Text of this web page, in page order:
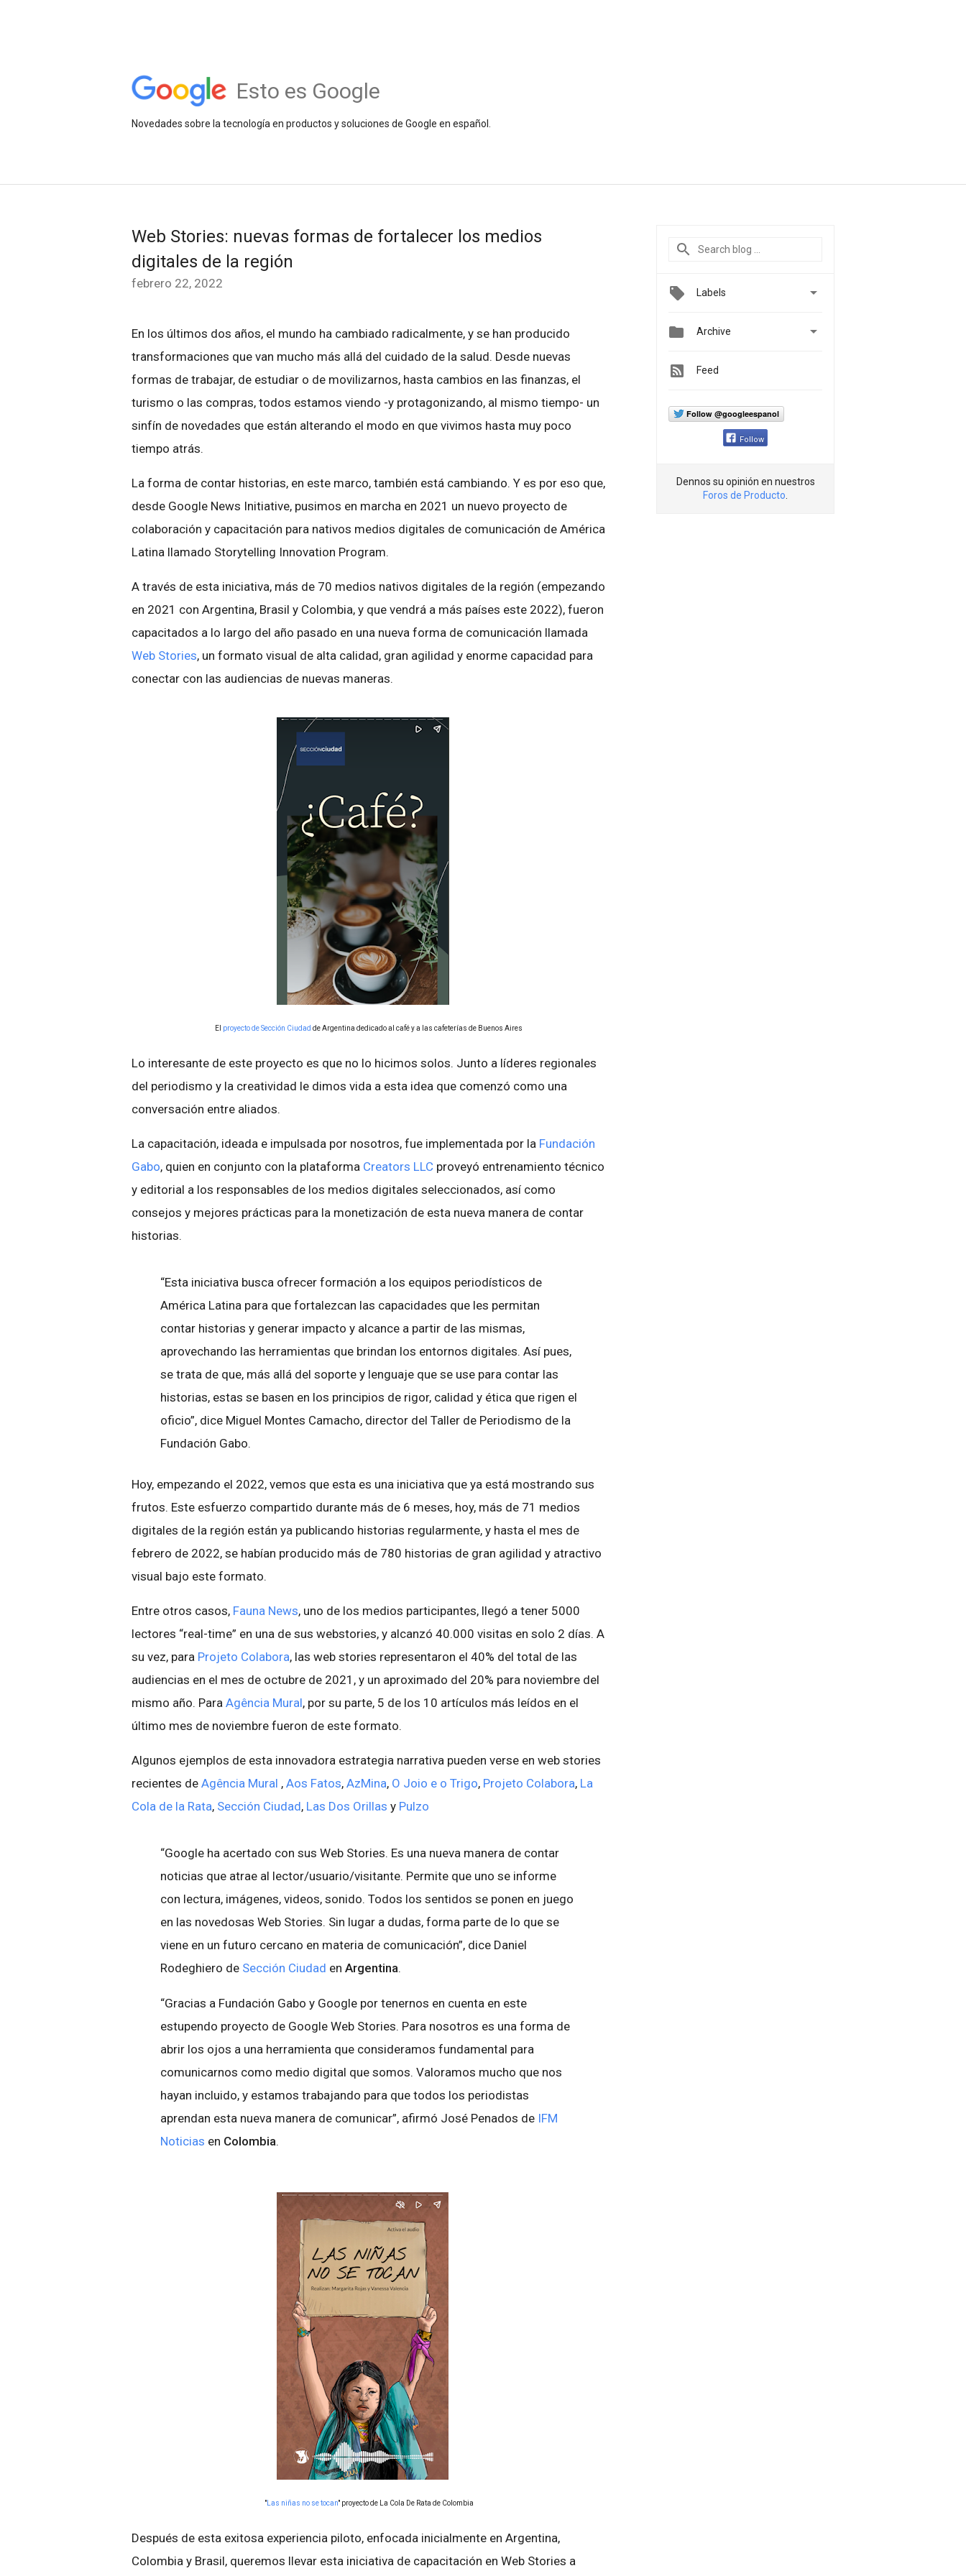
Esto es Google
Novedades sobre la tecnología en productos y soluciones de Google en español.
Web Stories: nuevas formas de fortalecer los medios
digitales de la región
febrero 22, 2022
En los últimos dos años, el mundo ha cambiado radicalmente, y se han producido
transformaciones que van mucho más allá del cuidado de la salud. Desde nuevas
formas de trabajar, de estudiar o de movilizarnos, hasta cambios en las finanzas, el
turismo o las compras, todos estamos viendo -y protagonizando, al mismo tiempo- un
sinfín de novedades que están alterando el modo en que vivimos hasta muy poco
tiempo atrás.
La forma de contar historias, en este marco, también está cambiando. Y es por eso que,
desde Google News Initiative, pusimos en marcha en 2021 un nuevo proyecto de
colaboración y capacitación para nativos medios digitales de comunicación de América
Latina llamado Storytelling Innovation Program.
A través de esta iniciativa, más de 70 medios nativos digitales de la región (empezando
en 2021 con Argentina, Brasil y Colombia, y que vendrá a más países este 2022), fueron
capacitados a lo largo del año pasado en una nueva forma de comunicación llamada
Web Stories, un formato visual de alta calidad, gran agilidad y enorme capacidad para
conectar con las audiencias de nuevas maneras.
El proyecto de Sección Ciudad de Argentina dedicado al café y a las cafeterías de Buenos Aires
Lo interesante de este proyecto es que no lo hicimos solos. Junto a líderes regionales
del periodismo y la creatividad le dimos vida a esta idea que comenzó como una
conversación entre aliados.
La capacitación, ideada e impulsada por nosotros, fue implementada por la Fundación
Gabo, quien en conjunto con la plataforma Creators LLC proveyó entrenamiento técnico
y editorial a los responsables de los medios digitales seleccionados, así como
consejos y mejores prácticas para la monetización de esta nueva manera de contar
historias.
“Esta iniciativa busca ofrecer formación a los equipos periodísticos de
América Latina para que fortalezcan las capacidades que les permitan
contar historias y generar impacto y alcance a partir de las mismas,
aprovechando las herramientas que brindan los entornos digitales. Así pues,
se trata de que, más allá del soporte y lenguaje que se use para contar las
historias, estas se basen en los principios de rigor, calidad y ética que rigen el
oficio”, dice Miguel Montes Camacho, director del Taller de Periodismo de la
Fundación Gabo.
Hoy, empezando el 2022, vemos que esta es una iniciativa que ya está mostrando sus
frutos. Este esfuerzo compartido durante más de 6 meses, hoy, más de 71 medios
digitales de la región están ya publicando historias regularmente, y hasta el mes de
febrero de 2022, se habían producido más de 780 historias de gran agilidad y atractivo
visual bajo este formato.
Entre otros casos, Fauna News, uno de los medios participantes, llegó a tener 5000
lectores “real-time” en una de sus webstories, y alcanzó 40.000 visitas en solo 2 días. A
su vez, para Projeto Colabora, las web stories representaron el 40% del total de las
audiencias en el mes de octubre de 2021, y un aproximado del 20% para noviembre del
mismo año. Para Agência Mural, por su parte, 5 de los 10 artículos más leídos en el
último mes de noviembre fueron de este formato.
Algunos ejemplos de esta innovadora estrategia narrativa pueden verse en web stories
recientes de Agência Mural , Aos Fatos, AzMina, O Joio e o Trigo, Projeto Colabora, La
Cola de la Rata, Sección Ciudad, Las Dos Orillas y Pulzo
“Google ha acertado con sus Web Stories. Es una nueva manera de contar
noticias que atrae al lector/usuario/visitante. Permite que uno se informe
con lectura, imágenes, videos, sonido. Todos los sentidos se ponen en juego
en las novedosas Web Stories. Sin lugar a dudas, forma parte de lo que se
viene en un futuro cercano en materia de comunicación”, dice Daniel
Rodeghiero de Sección Ciudad en Argentina.
“Gracias a Fundación Gabo y Google por tenernos en cuenta en este
estupendo proyecto de Google Web Stories. Para nosotros es una forma de
abrir los ojos a una herramienta que consideramos fundamental para
comunicarnos como medio digital que somos. Valoramos mucho que nos
hayan incluido, y estamos trabajando para que todos los periodistas
aprendan esta nueva manera de comunicar”, afirmó José Penados de IFM
Noticias en Colombia.
"Las niñas no se tocan" proyecto de La Cola De Rata de Colombia
Después de esta exitosa experiencia piloto, enfocada inicialmente en Argentina,
Colombia y Brasil, queremos llevar esta iniciativa de capacitación en Web Stories a
Labels 
 Archive 
Feed
Follow @googleespanol
Follow
Dennos su opinión en nuestros
Foros de Producto